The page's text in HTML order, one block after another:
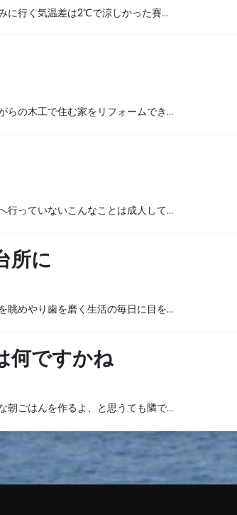
に行く気温差は2℃で涼しかった賽…
らの木工で住む家をリフォームでき…
行っていないこんなことは成人して…
所に
眺めやり歯を磨く生活の毎日に目を…
何ですかね
朝ごはんを作るよ、と思うても隣で…